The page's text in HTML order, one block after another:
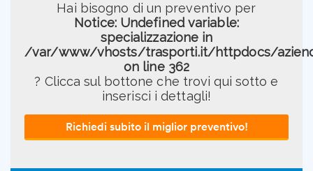
Hai bisogno di un preventivo per
Notice: Undefined variable:
specializzazione in
/var/www/vhosts/trasporti.it/httpdocs/
on line 362
? Clicca sul bottone che trovi qui sotto e
inserisci i dettagli!
Richiedi subito il miglior preventivo!